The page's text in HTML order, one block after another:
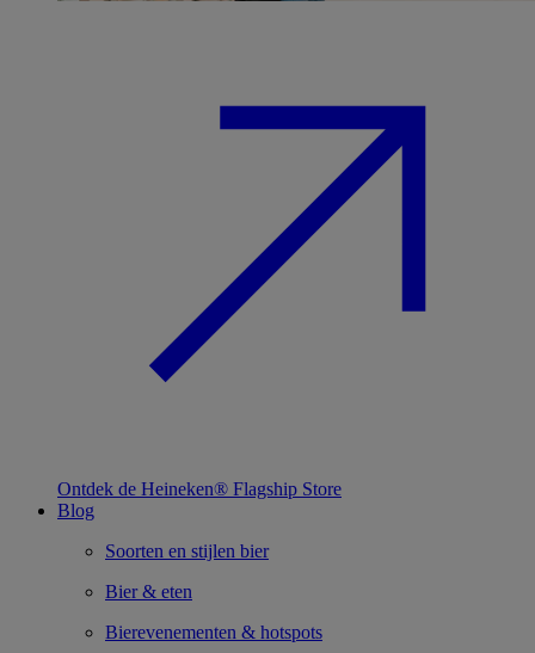
Ontdek de Heineken® Flagship Store
Blog
Soorten en stijlen bier
Bier & eten
Bierevenementen & hotspots